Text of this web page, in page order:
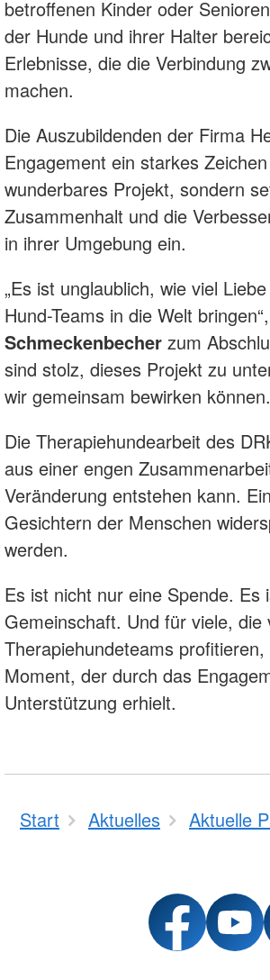
betroffenen Kinder oder
der Hunde und ihrer Halter
Erlebnisse, die die Verbindung
machen.
Die Auszubildenden der Firma
Engagement ein starkes
wunderbares Projekt, sondern
Zusammenhalt und die
in ihrer Umgebung ein.
„Es ist unglaublich, wie viel
Hund-Teams in die Welt
Schmeckenbecher zum
sind stolz, dieses Projekt zu
wir gemeinsam bewirken
Die Therapiehundearbeit des
aus einer engen
Veränderung entstehen kann.
Gesichtern der Menschen
werden.
Es ist nicht nur eine Spende.
Gemeinschaft. Und für viele,
Therapiehundeteams
Moment, der durch das
Unterstützung erhielt.
Start Aktuelles Aktuelle